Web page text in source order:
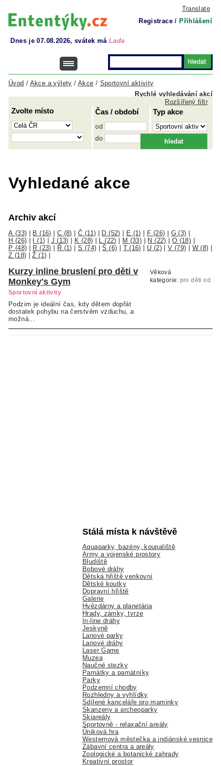
Translate
Registrace / Přihlášení
Dnes je 07.08.2026, svátek má Lada
Rychlé vyhledávání akcí
Úvod / Akce a výlety / Akce / Sportovní aktivity
Zvolte místo Čas / období
od
do
Typ akce
Rozšířený filtr
Vyhledané akce
Archiv akcí
A (33) B (16) C (8) |Č (11) D (52) E (1) F (26) G (3)
H (26)
I (1) J (13) K (28) L (22) M (33) N (22) O (18)
P (48)
R (23) Ř (1) |S (74) |Š (6) T (16) U (2)|V (79) W (8)
Z (18) |Ž (1)
Kurzy inline bruslení pro děti v
Monkey's Gym
Sportovní aktivity
Podzim je ideální čas, kdy dětem dopřát
dostatek pohybu na čerstvém vzduchu, a
možná...
Věková
kategorie: pro děti od
Stálá místa k návštěvě
Aquaparky, bazény, koupaliště
Army a vojenské prostory
Bludiště
Bobové dráhy
Dětská hřiště venkovní
Dětské koutky
Dopravní hřiště
Galerie
Hvězdárny a planetária
Hrady, zámky, tvrze
In-line dráhy
Jeskyně
Lanové parky
Lanové dráhy
Laser Game
Muzea
Naučné stezky
Památky a památníky
Parky
Podzemní chodby
Rozhledny a vyhlídky
Sdílené kanceláře pro maminky
Skanzeny a archeoparky
Skiareály
Sportovně - relaxační areály
Úniková hra
Westernová městečka a indiánské vesnice
Zábavní centra a areály
Zoologické a botanické zahrady
Kreativní prostor